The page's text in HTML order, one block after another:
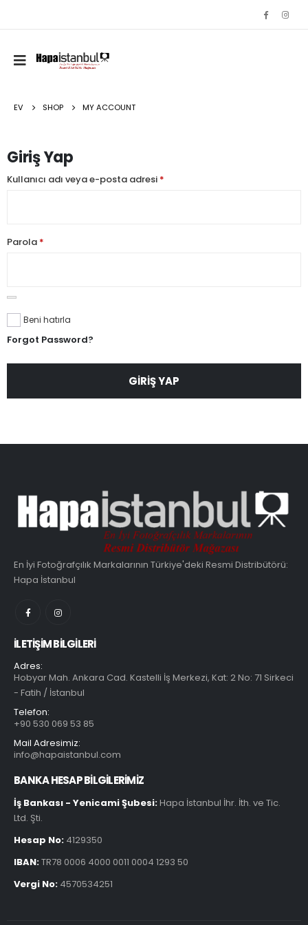
EV SHOP MY ACCOUNT
Giriş Yap
Kullanıcı adı veya e-posta adresi *
Parola *
Beni hatırla
Forgot Password?
GIRIŞ YAP
En İyi Fotoğrafçılık Markalarının Türkiye'deki Resmi Distribütörü:
Hapa İstanbul
İLETIŞIM BILGILERI
Adres:
Hobyar Mah. Ankara Cad. Kastelli İş Merkezi, Kat: 2 No: 71 Sirkeci
- Fatih / İstanbul
Telefon:
+90 530 069 53 85
Mail Adresimiz:
info@hapaistanbul.com
BANKA HESAP BİLGİLERİMİZ
İş Bankası - Yenicami Şubesi:Hapa İstanbul İhr. İth. ve Tic.
Ltd. Şti.
Hesap No: 4129350
IBAN:TR78 0006 4000 0011 0004 1293 50
Vergi No: 4570534251